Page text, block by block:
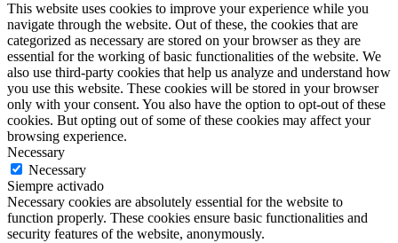
This website uses cookies to improve your experience while you
navigate through the website. Out of these, the cookies that are
categorized as necessary are stored on your browser as they are
essential for the working of basic functionalities of the website. We
also use third-party cookies that help us analyze and understand how
you use this website. These cookies will be stored in your browser
only with your consent. You also have the option to opt-out of these
cookies. But opting out of some of these cookies may affect your
browsing experience.
Necessary
Necessary
Siempre activado
Necessary cookies are absolutely essential for the website to
function properly. These cookies ensure basic functionalities and
security features of the website, anonymously.